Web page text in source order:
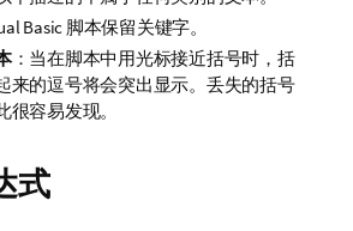
Basic 脚本保留关键字。
：当在脚本中用光标接近括号时，括
来的逗号将会突出显示。丢失的括号
容易发现。
式